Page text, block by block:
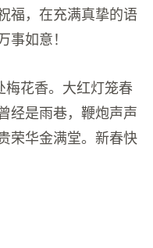
福，在充满真挚的语
如意！
花香。大红灯笼春
经是雨巷，鞭炮声声
荣华金满堂。新春快